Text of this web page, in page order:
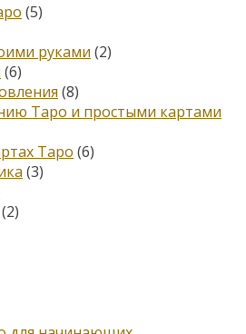
(5)
руками (2)
(6)
(8)
Таро и простыми картами
Таро (6)
(3)
(2)